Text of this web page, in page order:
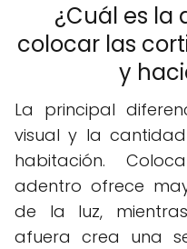
¿Cuál es la
colocar las
y
La principal
visual y la
habitación.
adentro ofrece
de la luz,
afuera crea una